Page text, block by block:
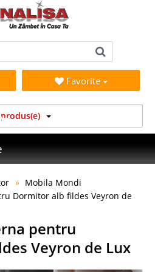
Favorite
Mobila Mondi
Dormitor alb fildes Veyron de
pentru
Veyron de Lux